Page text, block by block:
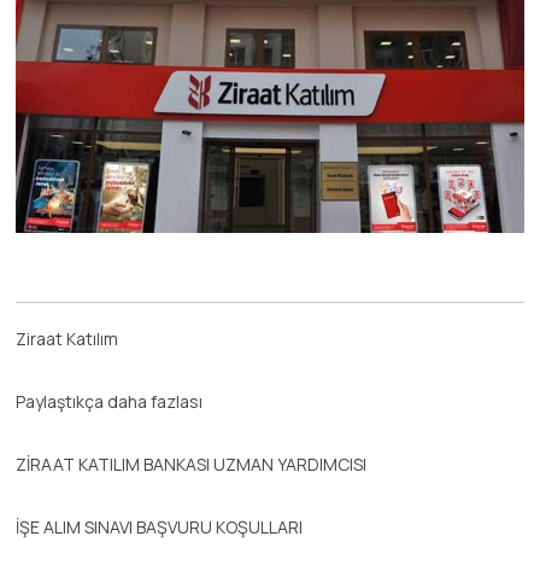
Ziraat Katılım
Paylaştıkça daha fazlası
ZİRAAT KATILIM BANKASI UZMAN YARDIMCISI
İŞE ALIM SINAVI BAŞVURU KOŞULLARI